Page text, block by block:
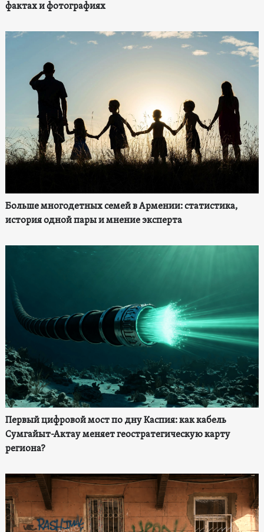
фактах и фотографиях
Больше многодетных семей в Армении: статистика,
история одной пары и мнение эксперта
Первый цифровой мост по дну Каспия: как кабель
Сумгайыт-Актау меняет геостратегическую карту
региона?